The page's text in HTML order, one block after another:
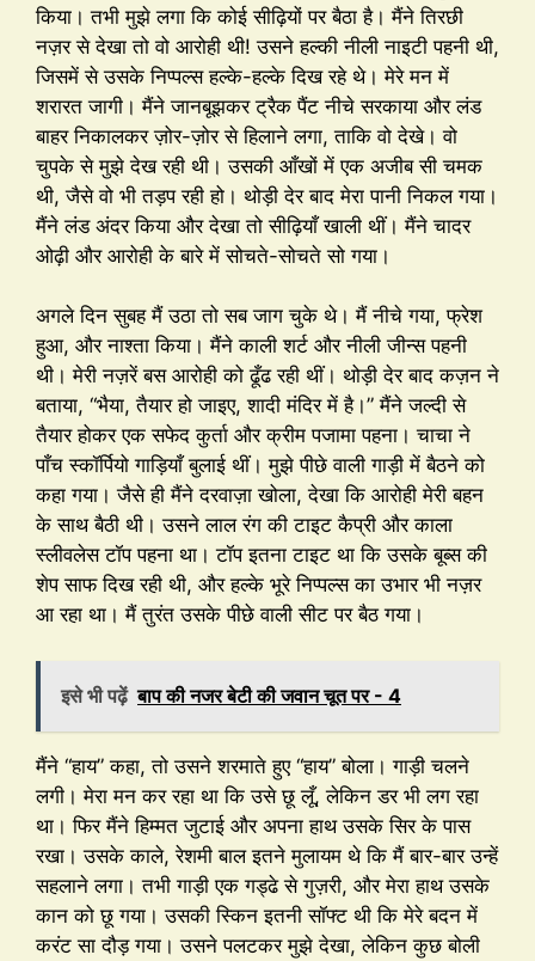
किया। तभी मुझे लगा कि कोई सीढ़ियों पर बैठा है। मैंने तिरछी
नज़र से देखा तो वो आरोही थी! उसने हल्की नीली नाइटी पहनी थी,
जिसमें से उसके निप्पल्स हल्के-हल्के दिख रहे थे। मेरे मन में
शरारत जागी। मैंने जानबूझकर ट्रैक पैंट नीचे सरकाया और लंड
बाहर निकालकर ज़ोर-ज़ोर से हिलाने लगा, ताकि वो देखे। वो
चुपके से मुझे देख रही थी। उसकी आँखों में एक अजीब सी चमक
थी, जैसे वो भी तड़प रही हो। थोड़ी देर बाद मेरा पानी निकल गया।
मैंने लंड अंदर किया और देखा तो सीढ़ियाँ खाली थीं। मैंने चादर
ओढ़ी और आरोही के बारे में सोचते-सोचते सो गया।
अगले दिन सुबह मैं उठा तो सब जाग चुके थे। मैं नीचे गया, फ्रेश
हुआ, और नाश्ता किया। मैंने काली शर्ट और नीली जीन्स पहनी
थी। मेरी नज़रें बस आरोही को ढूँढ रही थीं। थोड़ी देर बाद कज़न ने
बताया, “भैया, तैयार हो जाइए, शादी मंदिर में है।” मैंने जल्दी से
तैयार होकर एक सफेद कुर्ता और क्रीम पजामा पहना। चाचा ने
पाँच स्कॉर्पियो गाड़ियाँ बुलाई थीं। मुझे पीछे वाली गाड़ी में बैठने को
कहा गया। जैसे ही मैंने दरवाज़ा खोला, देखा कि आरोही मेरी बहन
के साथ बैठी थी। उसने लाल रंग की टाइट कैप्री और काला
स्लीवलेस टॉप पहना था। टॉप इतना टाइट था कि उसके बूब्स की
शेप साफ दिख रही थी, और हल्के भूरे निप्पल्स का उभार भी नज़र
आ रहा था। मैं तुरंत उसके पीछे वाली सीट पर बैठ गया।
इसे भी पढ़ें बाप की नजर बेटी की जवान चूत पर - 4
मैंने “हाय” कहा, तो उसने शरमाते हुए “हाय” बोला। गाड़ी चलने
लगी। मेरा मन कर रहा था कि उसे छू लूँ, लेकिन डर भी लग रहा
था। फिर मैंने हिम्मत जुटाई और अपना हाथ उसके सिर के पास
रखा। उसके काले, रेशमी बाल इतने मुलायम थे कि मैं बार-बार उन्हें
सहलाने लगा। तभी गाड़ी एक गड्ढे से गुज़री, और मेरा हाथ उसके
कान को छू गया। उसकी स्किन इतनी सॉफ्ट थी कि मेरे बदन में
करंट सा दौड़ गया। उसने पलटकर मुझे देखा, लेकिन कुछ बोली